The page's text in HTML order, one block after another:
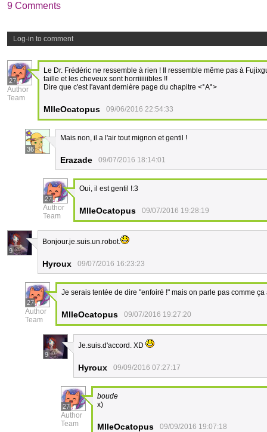
9 Comments
Log-in to comment
27
Author
Team
Le Dr. Frédéric ne ressemble à rien ! Il ressemble même pas à
taille et les cheveux sont horriiiiiibles !!
Dire que c'est l'avant dernière page du chapitre <°A°>
MlleOcatopus 09/06/2016 22:54:33
36
Mais non, il a l'air tout mignon et gentil !
Erazade 09/07/2016 18:14:01
27
Author
Team
Oui, il est gentil !:3
MlleOcatopus 09/07/2016 19:28:19
9
Bonjour.je.suis.un.robot.
Hyroux 09/07/2016 16:23:23
27
Author
Team
Je serais tentée de dire "enfoiré !" mais on parle pas comme ça
MlleOcatopus 09/07/2016 19:27:20
9
Je.suis.d'accord. XD
Hyroux 09/09/2016 07:27:17
27
Author
Team
boude
x)
MlleOcatopus 09/09/2016 19:07:18